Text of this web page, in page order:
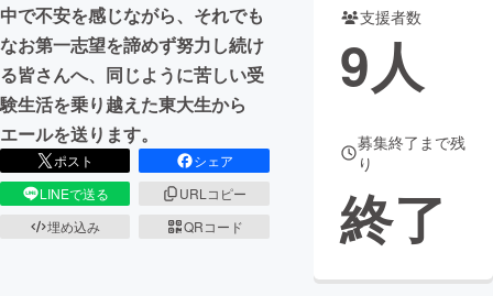
CAMPFIRE for Social Good
CAMPFIRE Creation
CAMPFIREふるさと納税machi-ya コミュニティ
中で不安を感じながら、それでも
なお第一志望を諦めず努力し続け
る皆さんへ、同じように苦しい受
験生活を乗り越えた東大生から
エールを送ります。
ポスト
シェア
LINEで送る
URLコピー
埋め込み
QRコード
支援者数
9人
募集終了まで残
り
終了